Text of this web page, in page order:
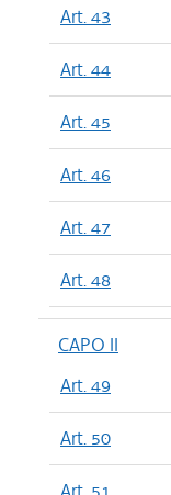
Art. 43
Art. 44
Art. 45
Art. 46
Art. 47
Art. 48
CAPO II
Art. 49
Art. 50